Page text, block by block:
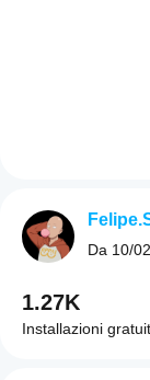
Da 10/
1.27K
Installazioni